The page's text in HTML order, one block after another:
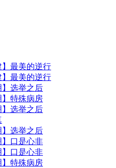
】最美的逆行
】最美的逆行
】选举之后
】特殊病房
】选举之后
】选举之后
】口是心非
】口是心非
】特殊病房